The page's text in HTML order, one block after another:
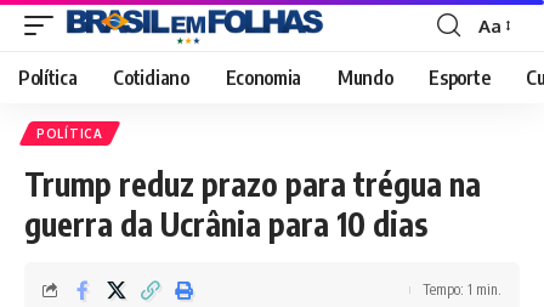
Font
Resizer
Aa
Política Cotidiano Economia Mundo Esporte
POLÍTICA
Trump reduz prazo para trégua na
guerra da Ucrânia para 10 dias
Tempo: 1 min.